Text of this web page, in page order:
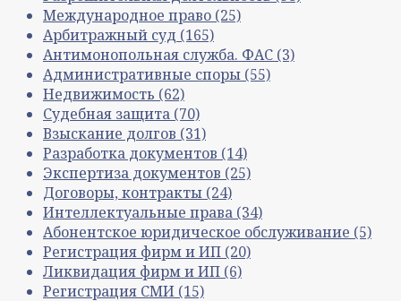
Международное право (25)
Арбитражный суд (165)
Антимонопольная служба. ФАС (3)
Административные споры (55)
Недвижимость (62)
Судебная защита (70)
Взыскание долгов (31)
Разработка документов (14)
Экспертиза документов (25)
Договоры, контракты (24)
Интеллектуальные права (34)
Абонентское юридическое обслуживание (5)
Регистрация фирм и ИП (20)
Ликвидация фирм и ИП (6)
Регистрация СМИ (15)